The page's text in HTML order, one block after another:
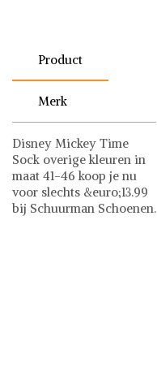
Product
Merk
Disney Mickey Time
Sock overige kleuren in
maat 41-46 koop je nu
voor slechts &euro;13.99
bij Schuurman Schoenen.